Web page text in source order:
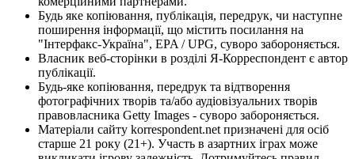
Будь яке копіювання, публікація, передрук, чи наступне
поширення інформації, що містить посилання на
"Інтерфакс-Україна", EPA / UPG, суворо забороняється.
Власник веб-сторінки в розділі Я-Корреспондент є автор
публікації.
Будь-яке копіювання, передрук та відтворення
фотографічних творів та/або аудіовізуальних творів
правовласника Getty Images - суворо забороняється.
Матеріали сайту korrespondent.net призначені для осіб
старше 21 року (21+). Участь в азартних іграх може